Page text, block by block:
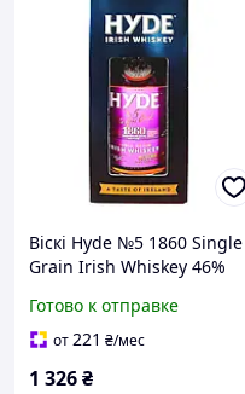
Віскі Hyde №5 1860 Single
Grain Irish Whiskey 46%
Готово к отправке
от221 ₴/мес
1 326₴